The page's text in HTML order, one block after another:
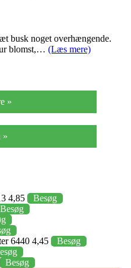
busk noget overhængende.
blomst,… (Læs mere)
»
»
4,85
Besøg
Besøg
6440 4,45
Besøg
Besøg